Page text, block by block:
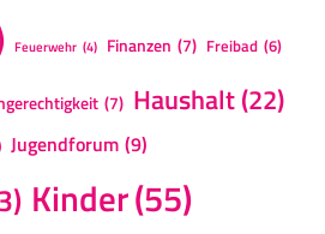
Feuerwehr (4) Finanzen (7) Freibad (6)
(7) Haushalt(22)
Jugendforum (9)
Kinder(55)